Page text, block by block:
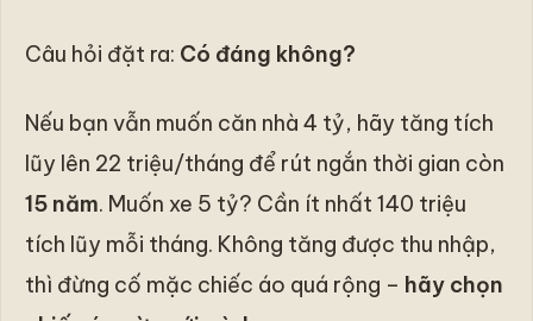
Câu hỏi đặt ra: Có đáng không?
Nếu bạn vẫn muốn căn nhà 4 tỷ, hãy tăng tích
lũy lên 22 triệu/tháng để rút ngắn thời gian còn
15 năm. Muốn xe 5 tỷ? Cần ít nhất 140 triệu
tích lũy mỗi tháng. Không tăng được thu nhập,
thì đừng cố mặc chiếc áo quá rộng – hãy chọn